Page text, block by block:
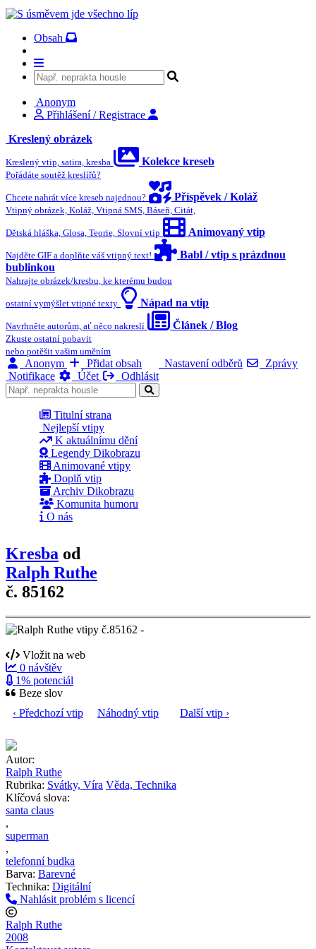
Obsah
Anonym
Přihlášení / Registrace
Kreslený obrázek
Kreslený vtip, satira, kresba Kolekce kreseb
Pořádáte soutěž kreslířů?
Chcete nahrát více kreseb najednou? Příspěvek / Koláž
Vtipný obrázek, Koláž, Vtipná SMS, Báseň, Citát,
Dětská hláška, Glosa, Teorie, Slovní vtip Animovaný vtip
Najděte GIF a doplňte váš vtipný text!
Babl / vtip s prázdnou
bublinkou
Nahrajte obrázek/kresbu, ke kterému budou
ostatní vymýšlet vtipné texty Nápad na vtip
Navrhněte autorům, ať něco nakreslí Článek / Blog
Zkuste ostatní pobavit
nebo potěšit vašim uměním
Anonym Přidat obsah Nastavení odběrů
Zprávy
Notifikace
Účet Odhlásit
Titulní strana
Nejlepší vtipy
K aktuálnímu dění
Legendy Dikobrazu
Animované vtipy
Doplň vtip
Archiv Dikobrazu
Komunita humoru
O nás
Kresba od
Ralph Ruthe
č. 85162
Vložit na web
0 návštěv
1% potenciál
Beze slov
‹ Předchozí vtip
Náhodný vtip Další vtip ›
Autor:
Ralph Ruthe
Rubrika: Svátky, Víra Věda, Technika
Klíčová slova:
santa claus
,
superman
,
telefonní budka
Barva: Barevné
Technika: Digitální
Nahlásit problém s licencí
Ralph Ruthe
2008